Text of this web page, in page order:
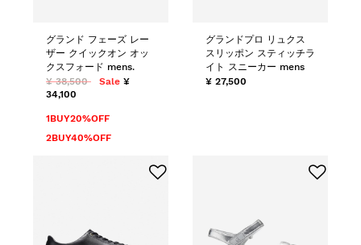
グランド フェーズ レー
ザー クイックオン オッ
クスフォード mens.
¥ 38,500
Sale ¥
34,100
1BUY20%OFF
2BUY40%OFF
グランドプロ リュクス
スリッポン スティッチラ
イト スニーカー mens
¥ 27,500